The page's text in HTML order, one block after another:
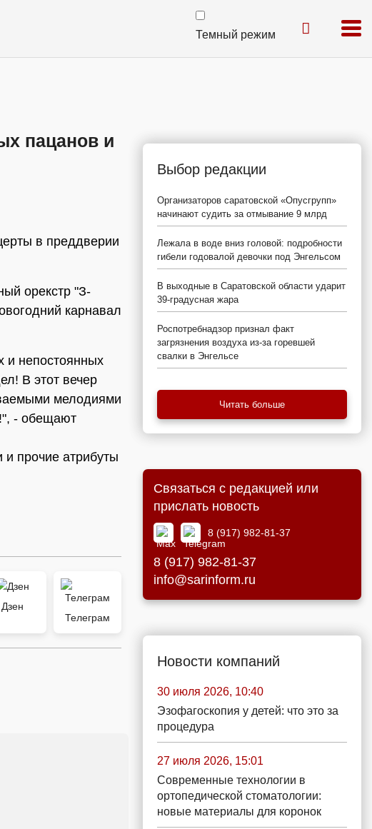
Темный режим
пацанов и
в преддверии
орекстр "З-
карнавал
и непостоянных
В этот вечер
мелодиями
- обещают
прочие атрибуты
Дзен
Телеграм
Выбор редакции
Организаторов саратовской «Опусгрупп»
начинают судить за отмывание 9 млрд
Лежала в воде вниз головой: подробности
гибели годовалой девочки под Энгельсом
В выходные в Саратовской области ударит
39-градусная жара
Роспотребнадзор признал факт
загрязнения воздуха из-за горевшей
свалки в Энгельсе
Читать больше
Связаться с редакцией или
прислать новость
8 (917) 982-81-37
8 (917) 982-81-37
info@sarinform.ru
Новости компаний
30 июля 2026, 10:40
Эзофагоскопия у детей: что это за
процедура
27 июля 2026, 15:01
Современные технологии в
ортопедической стоматологии:
новые материалы для коронок